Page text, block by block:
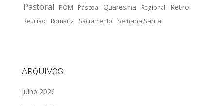
Pastoral
POM Páscoa Quaresma Regional Retiro
Reunião Romaria Sacramento Semana Santa
ARQUIVOS
julho 2026